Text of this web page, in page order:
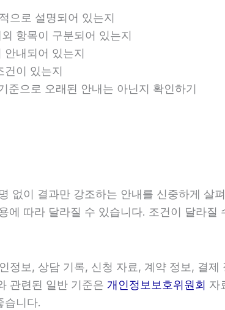
으로 설명되어 있는지
항목이 구분되어 있는지
내되어 있는지
건이 있는지
으로 오래된 안내는 아닌지 확인하기
없이 결과만 강조하는 안내를 신중하게
에 따라 달라질 수 있습니다. 조건이 달라
정보, 상담 기록, 신청 자료, 계약 정보, 결
관련된 일반 기준은 개인정보보호위원회 자
습니다.